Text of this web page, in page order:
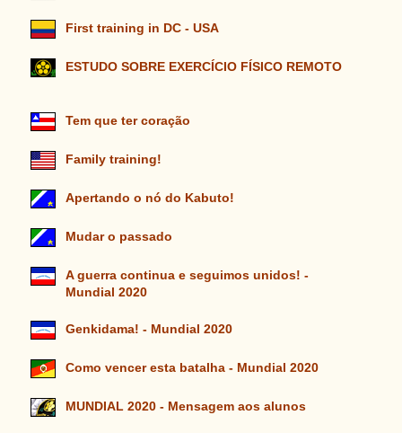
First training in DC - USA
ESTUDO SOBRE EXERCÍCIO FÍSICO REMOTO
Tem que ter coração
Family training!
Apertando o nó do Kabuto!
Mudar o passado
A guerra continua e seguimos unidos! -
Mundial 2020
Genkidama! - Mundial 2020
Como vencer esta batalha - Mundial 2020
MUNDIAL 2020 - Mensagem aos alunos